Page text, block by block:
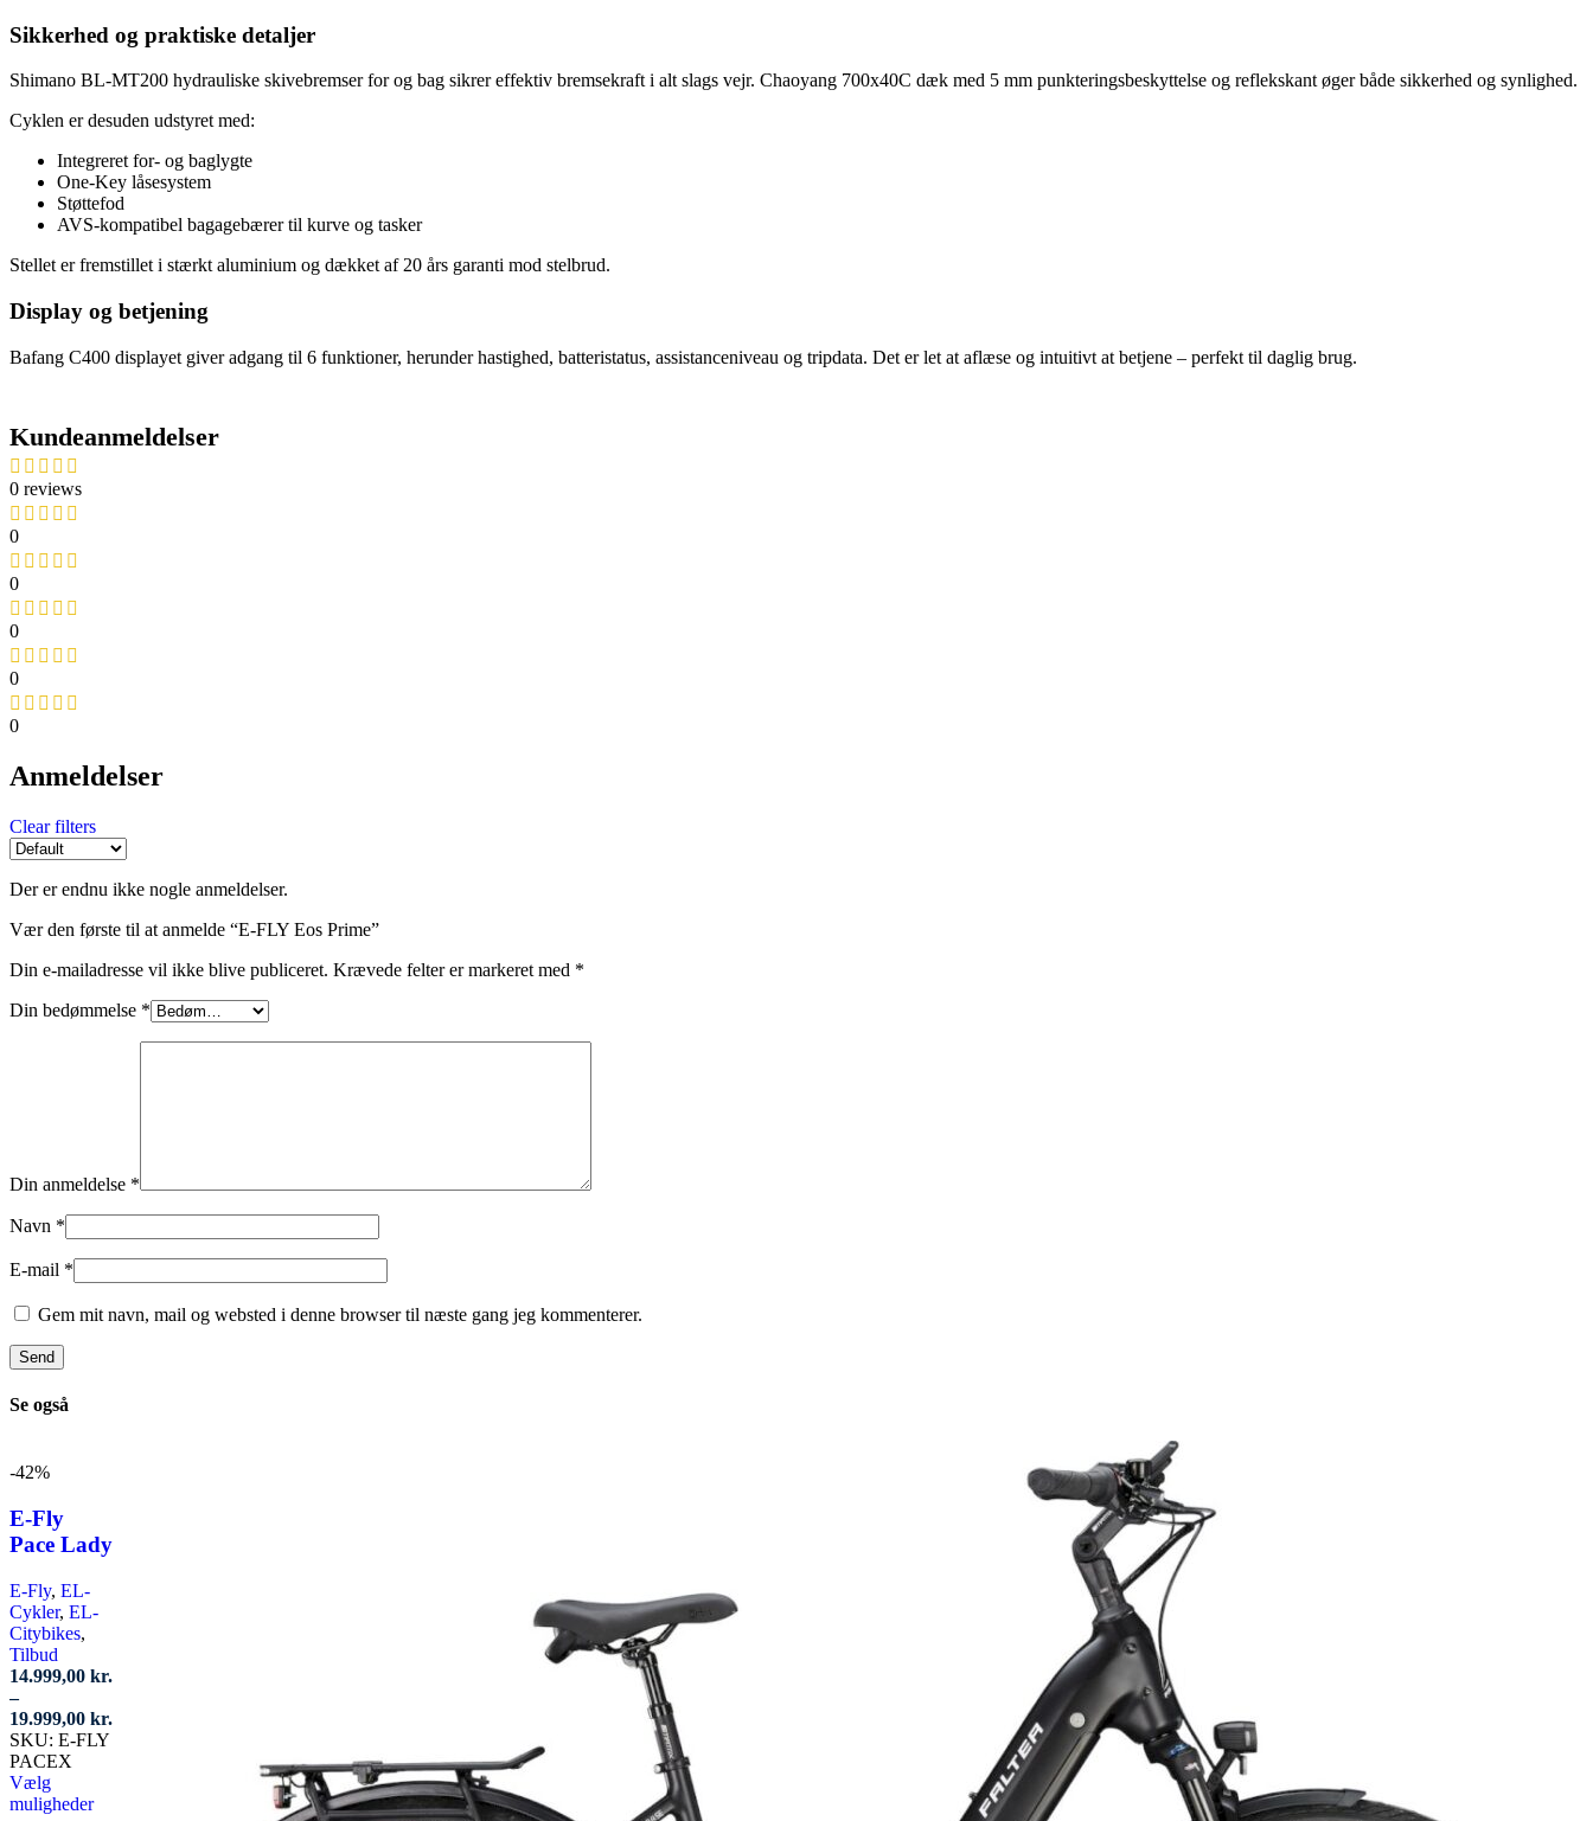
Sikkerhed og praktiske detaljer
Shimano BL‑MT200 hydrauliske skivebremser for og bag sikrer effektiv bremsekraft i alt slags vejr. Chaoyang 700x40C dæk med 5 mm punkteringsbeskyttelse og reflekskant øger både sikkerhed og synlighed.
Cyklen er desuden udstyret med:
Integreret for‑ og baglygte
One‑Key låsesystem
Støttefod
AVS‑kompatibel bagagebærer til kurve og tasker
Stellet er fremstillet i stærkt aluminium og dækket af 20 års garanti mod stelbrud.
Display og betjening
Bafang C400 displayet giver adgang til 6 funktioner, herunder hastighed, batteristatus, assistanceniveau og tripdata. Det er let at aflæse og intuitivt at betjene – perfekt til daglig brug.
Kundeanmeldelser
0 reviews
0
0
0
0
0
Anmeldelser
Clear filters
Der er endnu ikke nogle anmeldelser.
Vær den første til at anmelde “E-FLY Eos Prime”
Din e-mailadresse vil ikke blive publiceret. Krævede felter er markeret med *
Din bedømmelse *
Din anmeldelse *
Navn *
E-mail *
Gem mit navn, mail og websted i denne browser til næste gang jeg kommenterer.
Se også
-42%
E-Fly
Pace Lady
E-Fly, EL-
Cykler, EL-
Citybikes,
Tilbud
14.999,00 kr.
–
19.999,00 kr.
SKU: E-FLY
PACEX
Vælg
mulighederDette